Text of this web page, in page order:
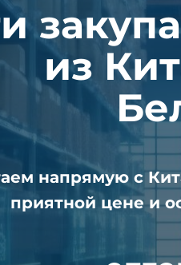
из
напрямую с
приятной цене и